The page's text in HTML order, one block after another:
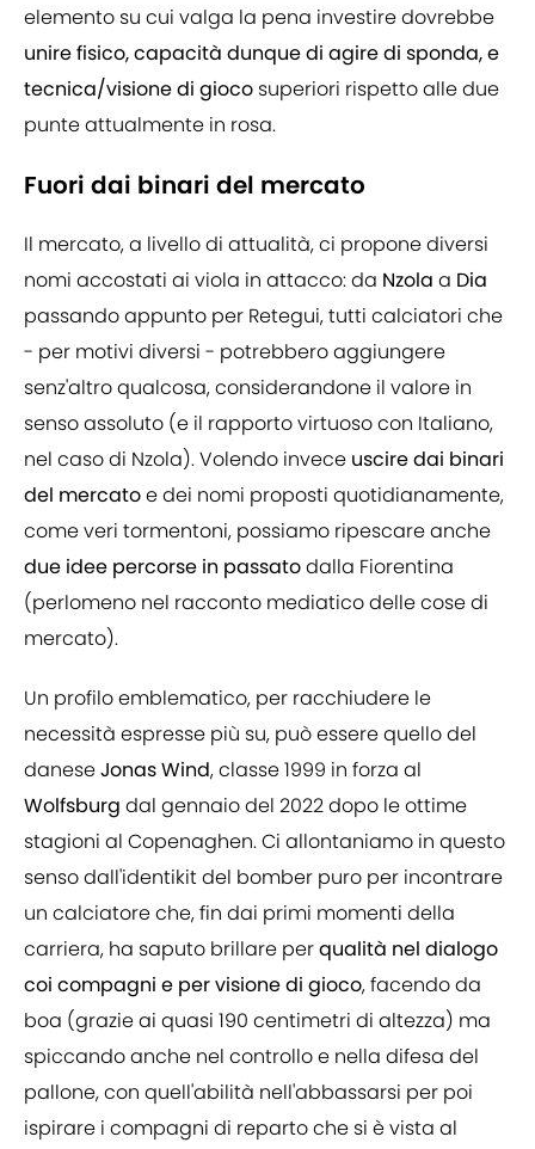
elemento su cui valga la pena investire dovrebbe
unire fisico, capacità dunque di agire di sponda, e
tecnica/visione di gioco superiori rispetto alle due
punte attualmente in rosa.
Fuori dai binari del mercato
Il mercato, a livello di attualità, ci propone diversi
nomi accostati ai viola in attacco: da Nzola a Dia
passando appunto per Retegui, tutti calciatori che
- per motivi diversi - potrebbero aggiungere
senz'altro qualcosa, considerandone il valore in
senso assoluto (e il rapporto virtuoso con Italiano,
nel caso di Nzola). Volendo invece uscire dai binari
del mercatoe dei nomi proposti quotidianamente,
come veri tormentoni, possiamo ripescare anche
due idee percorse in passatodalla Fiorentina
(perlomeno nel racconto mediatico delle cose di
mercato).
Un profilo emblematico, per racchiudere le
necessità espresse più su, può essere quello del
daneseJonas Wind, classe 1999 in forza al
Wolfsburg dal gennaio del 2022 dopo le ottime
stagioni al Copenaghen. Ci allontaniamo in questo
senso dall'identikit del bomber puro per incontrare
un calciatore che, fin dai primi momenti della
carriera, ha saputo brillare perqualità nel dialogo
coi compagni e per visione di gioco, facendo da
boa (grazie ai quasi 190 centimetri di altezza) ma
spiccando anche nel controllo e nella difesa del
pallone, con quell'abilità nell'abbassarsi per poi
ispirare i compagni di reparto che si è vista al